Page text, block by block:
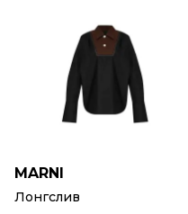
MARNI
Лонгслив